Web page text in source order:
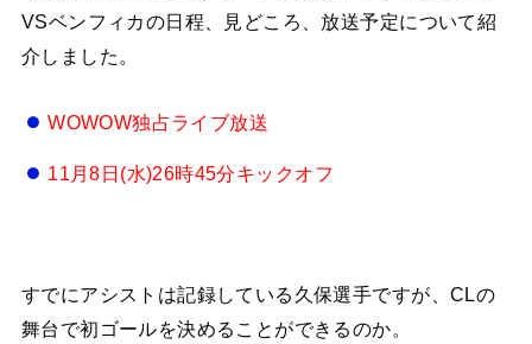
VSベンフィカの日程、見どころ、放送予定について紹
介しました。
WOWOW独占ライブ放送
11月8日(水)26時45分キックオフ
すでにアシストは記録している久保選手ですが、CLの
舞台で初ゴールを決めることができるのか。